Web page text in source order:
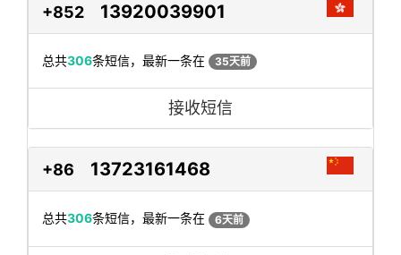
+852 13920039901
总共306条短信，最新一条在 35天前
接收短信
+86 13723161468
总共306条短信，最新一条在 6天前